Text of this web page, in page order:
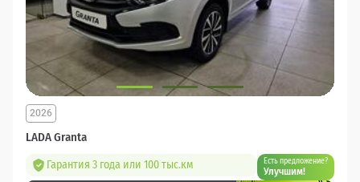
LADA Granta
2026
Гарантия 3 года или 100 тыс.км Есть предложение?
Улучшим!